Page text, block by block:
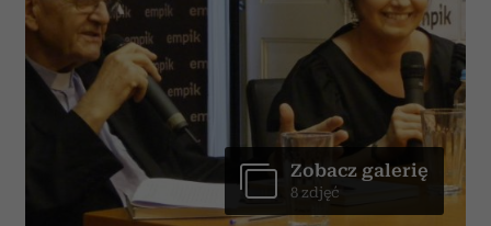
Zobacz galerię
8 zdjęć